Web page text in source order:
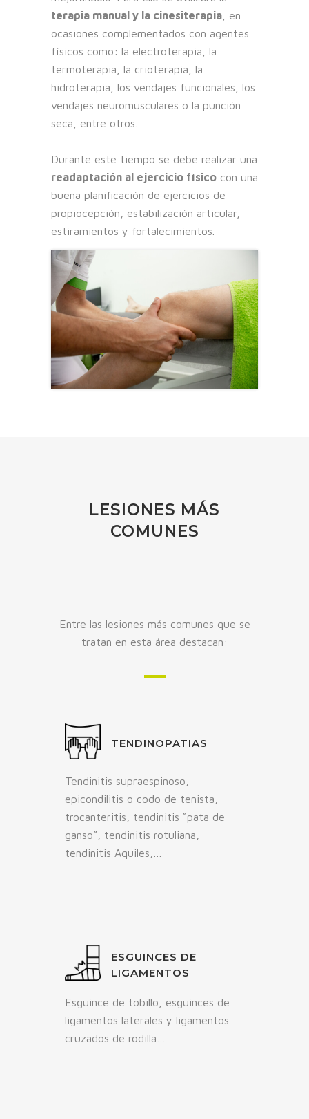
terapia manual y la cinesiterapia , en
ocasiones complementados con agentes
físicos como: la electroterapia, la
termoterapia, la crioterapia, la
hidroterapia, los vendajes funcionales, los
vendajes neuromusculares o la punción
seca, entre otros.
Durante este tiempo se debe realizar una
readaptación al ejercicio físico con una
buena planificación de ejercicios de
propiocepción, estabilización articular,
estiramientos y fortalecimientos.
LESIONES MÁS
COMUNES
Entre las lesiones más comunes que se
tratan en esta área destacan:
TENDINOPATIAS
Tendinitis supraespinoso,
epicondilitis o codo de tenista,
trocanteritis, tendinitis “pata de
ganso”, tendinitis rotuliana,
tendinitis Aquiles,…
ESGUINCES DE
LIGAMENTOS
Esguince de tobillo, esguinces de
ligamentos laterales y ligamentos
cruzados de rodilla…